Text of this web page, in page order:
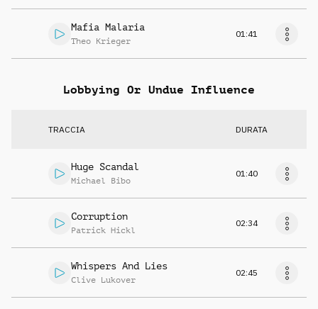
Mafia Malaria
Theo Krieger
01:41
Lobbying Or Undue Influence
TRACCIA DURATA
Huge Scandal
Michael Bibo
01:40
Corruption
Patrick Hickl
02:34
Whispers And Lies
Clive Lukover
02:45